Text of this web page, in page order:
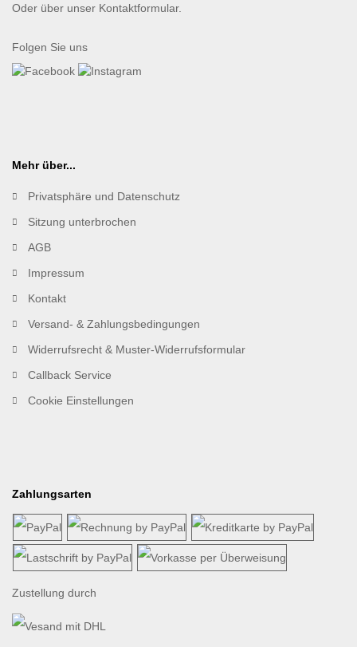
Oder über unser Kontaktformular.
Folgen Sie uns
Mehr über...
Privatsphäre und Datenschutz
Sitzung unterbrochen
AGB
Impressum
Kontakt
Versand- & Zahlungsbedingungen
Widerrufsrecht & Muster-Widerrufsformular
Callback Service
Cookie Einstellungen
Zahlungsarten
Zustellung durch